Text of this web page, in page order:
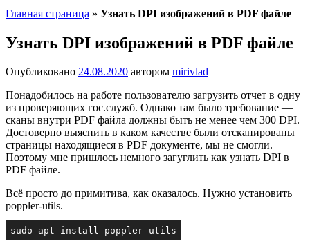
Главная страница » Узнать DPI изображений в PDF файле
Узнать DPI изображений в PDF файле
Опубликовано 24.08.2020 автором mirivlad
Понадобилось на работе пользователю загрузить отчет в одну
из проверяющих гос.служб. Однако там было требование —
сканы внутри PDF файла должны быть не менее чем 300 DPI.
Достоверно выяснить в каком качестве были отсканированы
страницы находящиеся в PDF документе, мы не смогли.
Поэтому мне пришлось немного загуглить как узнать DPI в
PDF файле.
Всё просто до примитива, как оказалось. Нужно установить
poppler-utils.
sudo apt install poppler-utils